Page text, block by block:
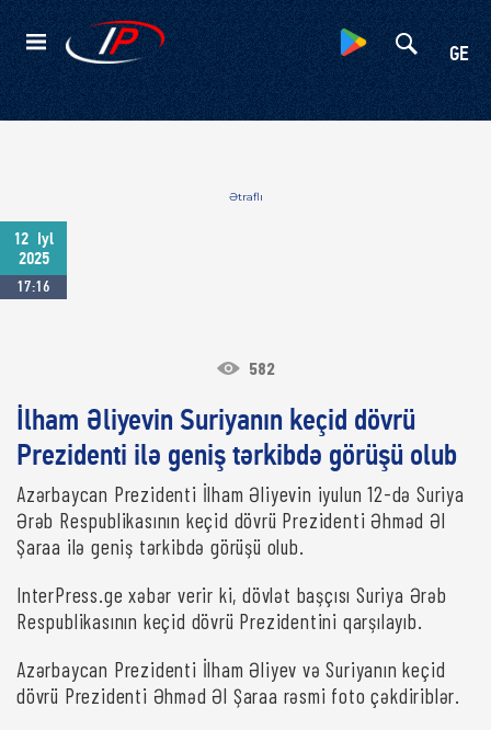
GE
Kateqoriyalar
Ətraflı
12
Iyl
2025
17:16
582
İlham Əliyevin Suriyanın keçid dövrü
Prezidenti ilə geniş tərkibdə görüşü olub
Azərbaycan Prezidenti İlham Əliyevin iyulun 12-də Suriya
Ərəb Respublikasının keçid dövrü Prezidenti Əhməd Əl
Şaraa ilə geniş tərkibdə görüşü olub.
InterPress.ge xəbər verir ki, dövlət başçısı Suriya Ərəb
Respublikasının keçid dövrü Prezidentini qarşılayıb.
Azərbaycan Prezidenti İlham Əliyev və Suriyanın keçid
dövrü Prezidenti Əhməd Əl Şaraa rəsmi foto çəkdiriblər.